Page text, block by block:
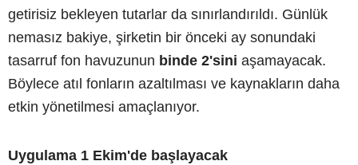
getirisiz bekleyen tutarlar da sınırlandırıldı. Günlük
nemasız bakiye, şirketin bir önceki ay sonundaki
tasarruf fon havuzunun binde 2'sini aşamayacak.
Böylece atıl fonların azaltılması ve kaynakların daha
etkin yönetilmesi amaçlanıyor.
Uygulama 1 Ekim'de başlayacak